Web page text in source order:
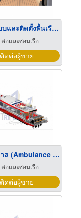
รับออกแบบและติดตั้งพื้นเรือ Synthetic Teak
ต่อและซ่อมเรือ
ติดต่อผู้ขาย
เรือพยาบาล (Ambulance Boat)
ต่อและซ่อมเรือ
ติดต่อผู้ขาย